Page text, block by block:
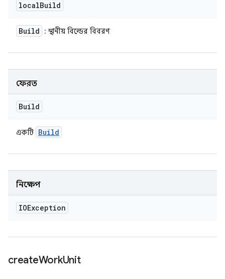
localBuild
Build : স্থানীয় বিল্ডের বিবরণ
ফেরত
Build
একটি Build
নিক্ষেপ
IOException
createWorkUnit